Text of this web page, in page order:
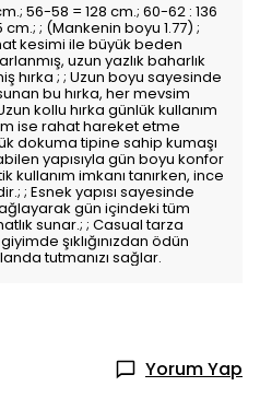
56-58 = 128 cm.; 60-62 : 136
; (Mankenin boyu 1.77) ;
kesimi ile büyük beden
uzun yazlık baharlık
hırka ; ; Uzun boyu sayesinde
bu hırka, her mevsim
kollu hırka günlük kullanım
ise rahat hareket etme
dokuma tipine sahip kumaşı
yapısıyla gün boyu konfor
kullanım imkanı tanırken, ince
; Esnek yapısı sayesinde
gün içindeki tüm
sunar.; ; Casual tarza
şıklığınızdan ödün
tutmanızı sağlar.
Yorum Yap